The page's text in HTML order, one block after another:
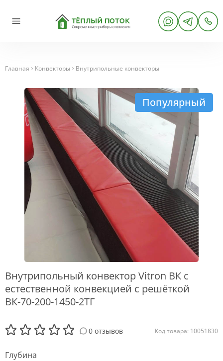
Главная Конвекторы Внутрипольные конвекторы
Популярный
Внутрипольный конвектор Vitron ВК с
естественной конвекцией с решёткой
ВК-70-200-1450-2ТГ
0 отзывов Код товара: 10051830
Глубина